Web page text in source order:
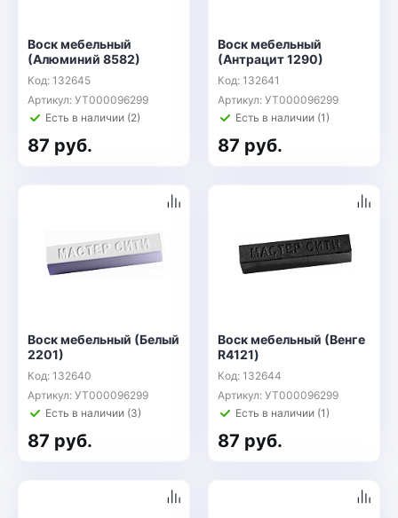
Воск мебельный
(Алюминий 8582)
Код: 132645
Артикул: УТ000096299
Есть в наличии (2)
87 руб.
Воск мебельный
(Антрацит 1290)
Код: 132641
Артикул: УТ000096299
Есть в наличии (1)
87 руб.
Воск мебельный (Белый
2201)
Код: 132640
Артикул: УТ000096299
Есть в наличии (3)
87 руб.
Воск мебельный (Венге
R4121)
Код: 132644
Артикул: УТ000096299
Есть в наличии (1)
87 руб.